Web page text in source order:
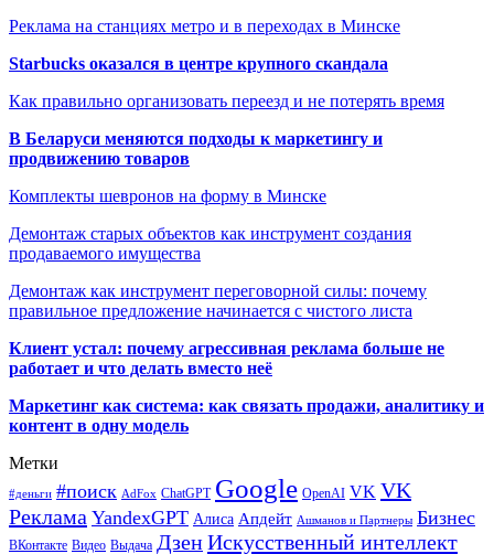
Реклама на станциях метро и в переходах в Минске
Starbucks оказался в центре крупного скандала
Как правильно организовать переезд и не потерять время
В Беларуси меняются подходы к маркетингу и
продвижению товаров
Комплекты шевронов на форму в Минске
Демонтаж старых объектов как инструмент создания
продаваемого имущества
Демонтаж как инструмент переговорной силы: почему
правильное предложение начинается с чистого листа
Клиент устал: почему агрессивная реклама больше не
работает и что делать вместо неё
Маркетинг как система: как связать продажи, аналитику и
контент в одну модель
Метки
#деньги #поиск AdFox ChatGPT Google OpenAI VK VK
Реклама YandexGPT Алиса Апдейт Ашманов и Партнеры Бизнес
ВКонтакте Видео Выдача ДзенИскусственный интеллект